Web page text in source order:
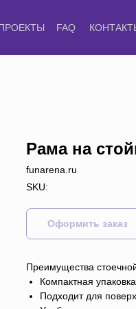
FAQ
Рама на
funarena.ru
SKU:
Оформить заказ
Преимущества
Компактная
Подходит для